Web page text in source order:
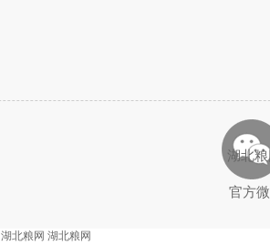
湖北
官方
湖北粮网 湖北粮网